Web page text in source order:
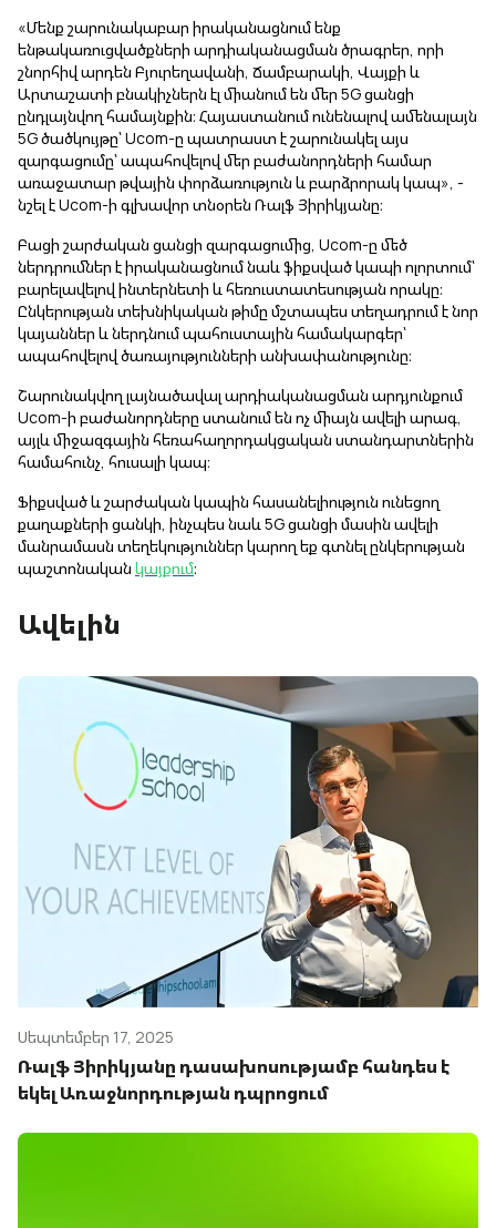
«Մենք շարունակաբար իրականացնում ենք
ենթակառուցվածքների արդիականացման ծրագրեր, որի
շնորհիվ արդեն Բյուրեղավանի, Ճամբարակի, Վայքի և
Արտաշատի բնակիչներն էլ միանում են մեր 5G ցանցի
ընդլայնվող համայնքին։ Հայաստանում ունենալով ամենալայն
5G ծածկույթը՝ Ucom-ը պատրաստ է շարունակել այս
զարգացումը՝ ապահովելով մեր բաժանորդների համար
առաջատար թվային փորձառություն և բարձրորակ կապ», -
նշել է Ucom-ի գլխավոր տնօրեն Ռալֆ Յիրիկյանը։
Բացի շարժական ցանցի զարգացումից, Ucom-ը մեծ
ներդրումներ է իրականացնում նաև ֆիքսված կապի ոլորտում՝
բարելավելով ինտերնետի և հեռուստատեսության որակը։
Ընկերության տեխնիկական թիմը մշտապես տեղադրում է նոր
կայաններ և ներդնում պահուստային համակարգեր՝
ապահովելով ծառայությունների անխափանությունը։
Շարունակվող լայնածավալ արդիականացման արդյունքում
Ucom-ի բաժանորդները ստանում են ոչ միայն ավելի արագ,
այլև միջազգային հեռահաղորդակցական ստանդարտներին
համահունչ, հուսալի կապ։
Ֆիքսված և շարժական կապին հասանելիություն ունեցող
քաղաքների ցանկի, ինչպես նաև 5G ցանցի մասին ավելի
մանրամասն տեղեկություններ կարող եք գտնել ընկերության
պաշտոնական կայքում։
Ավելին
Սեպտեմբեր 17, 2025
Ռալֆ Յիրիկյանը դասախոսությամբ հանդես է
եկել Առաջնորդության դպրոցում